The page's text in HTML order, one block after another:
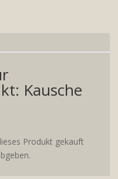
Kausche
Produkt gekauft